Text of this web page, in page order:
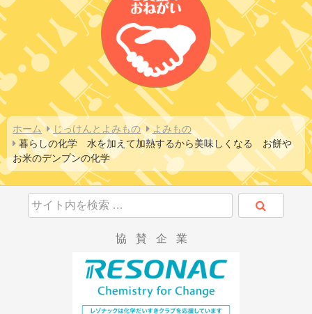
ホーム じっけんとよみもの
よみもの
暮らしの化学　水を加えて加熱するから美味しくなる　お餅や
お米のデンプンの化学
協賛企業